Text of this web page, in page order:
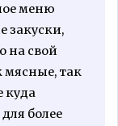
меню
закуски,
на свой
мясные, так
куда
более